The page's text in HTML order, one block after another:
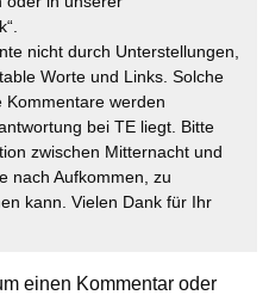
nicht durch Unterstellungen,
Worte und Links. Solche
Kommentare werden
bei TE liegt. Bitte
zwischen Mitternacht und
nach Aufkommen, zu
kann. Vielen Dank für Ihr
einen Kommentar oder